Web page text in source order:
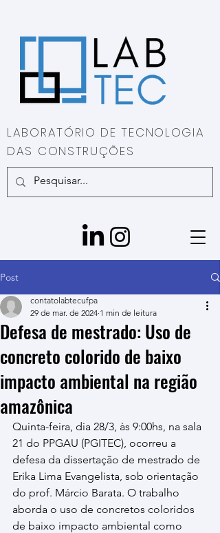
LABORATÓRIO DE TECNOLOGIA
DAS CONSTRUÇÕES
Post
Defesa de mestrado: Uso de
concreto colorido de baixo
impacto ambiental na região
amazônica
contatolabtecufpa
29 de mar. de 2024 1 min de leitura
Quinta-feira, dia 28/3, às 9:00hs, na sala
21 do PPGAU (PGITEC), ocorreu a
defesa da dissertação de mestrado de
Erika Lima Evangelista, sob orientação
do prof. Márcio Barata. O trabalho
aborda o uso de concretos coloridos
de baixo impacto ambiental como